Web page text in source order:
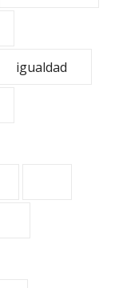
igualdad